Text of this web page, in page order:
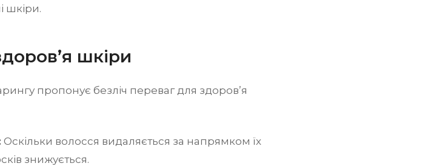
шкіри.
шкіри
пропонує безліч переваг для здоров’я
Оскільки волосся видаляється за напрямком їх
знижується.